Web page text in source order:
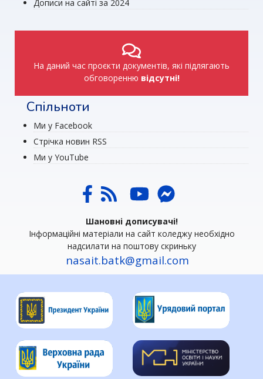
Дописи на сайті за 2024
На даний час проєкти документів, які підлягають
обговоренню відсутні!
Спільноти
Ми у Facebook
Стрічка новин RSS
Ми у YouTube
Шановні дописувачі!
Інформаційні матеріали на сайт коледжу необхідно
надсилати на поштову скриньку
nasait.batk@gmail.com